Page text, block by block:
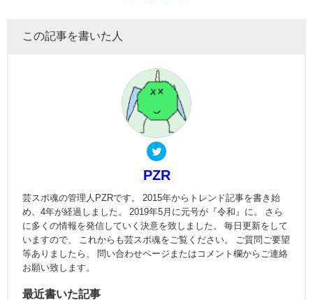
この記事を書いた人
PZR
芸スポ魂の管理人PZRです。 2015年からトレンド記事を書き始
め、4年が経過しました。 2019年5月に元号が『令和』に。 さら
に多くの情報を発信していく決意を致しました。 毎日更新をして
いますので、 これからも芸スポ魂をご覧ください。 ご質問ご要望
等ありましたら、 問い合わせページまたはコメント欄からご連絡
お願い致します。
最近書いた記事